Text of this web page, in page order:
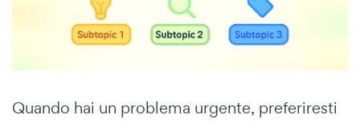
Quando hai un problema urgente, preferiresti